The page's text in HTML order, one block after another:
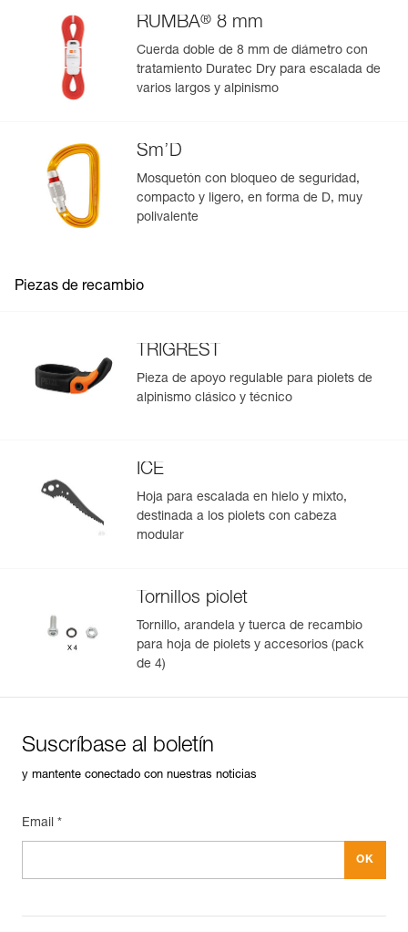
RUMBA® 8 mm
Cuerda doble de 8 mm de diámetro con
tratamiento Duratec Dry para escalada de
varios largos y alpinismo
Sm’D
Mosquetón con bloqueo de seguridad,
compacto y ligero, en forma de D, muy
polivalente
Piezas de recambio
TRIGREST
Pieza de apoyo regulable para piolets de
alpinismo clásico y técnico
ICE
Hoja para escalada en hielo y mixto,
destinada a los piolets con cabeza
modular
Tornillos piolet
Tornillo, arandela y tuerca de recambio
para hoja de piolets y accesorios (pack
de 4)
Suscríbase al boletín
y mantente conectado con nuestras noticias
Email *